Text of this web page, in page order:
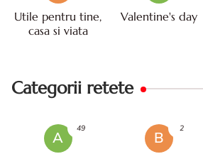
Utile pentru tine,
casa si viata
Valentine's day
Categorii retete
A
49
B
2